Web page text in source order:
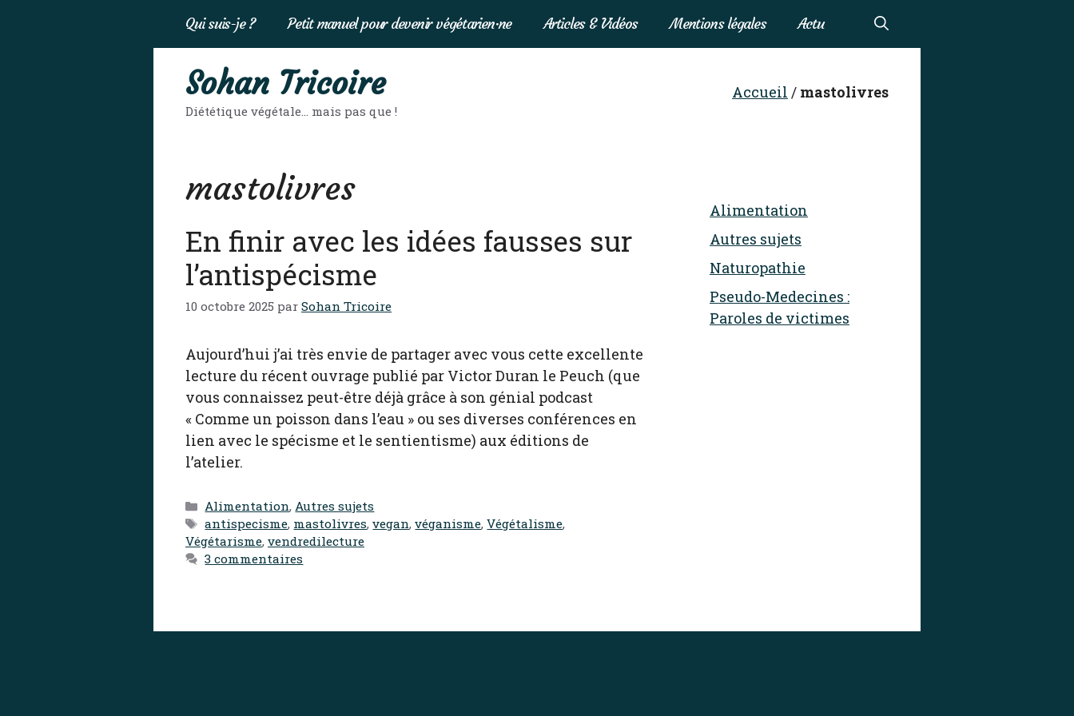
Qui suis-je ? Petit manuel pour devenir végétarien·ne Articles & Vidéos Mentions légales Actu
Sohan Tricoire
Diététique végétale… mais pas que !
Accueil / mastolivres
mastolivres
En finir avec les idées fausses sur
l’antispécisme
10 octobre 2025 par Sohan Tricoire
Aujourd’hui j’ai très envie de partager avec vous cette excellente
lecture du récent ouvrage publié par Victor Duran le Peuch (que
vous connaissez peut-être déjà grâce à son génial podcast
« Comme un poisson dans l’eau » ou ses diverses conférences en
lien avec le spécisme et le sentientisme) aux éditions de
l’atelier.
Catégories
Alimentation,Autres sujets
Étiquettes
antispecisme, mastolivres,vegan,véganisme,Végétalisme,
Végétarisme, vendredilecture
3 commentaires
Alimentation
Autres sujets
Naturopathie
Pseudo-Medecines :
Paroles de victimes